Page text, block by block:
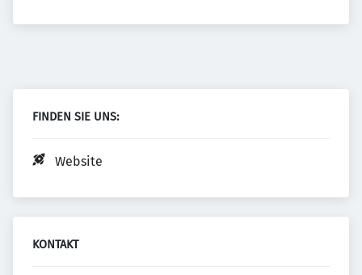
FINDEN SIE UNS:
Website
KONTAKT